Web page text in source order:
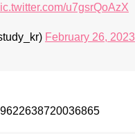
u7gsrQoAzX
February 26, 2023